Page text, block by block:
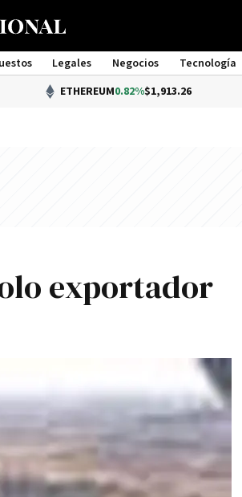
Legales Negocios Tecnología
ETHEREUM 0.82%$1,913.26
exportador